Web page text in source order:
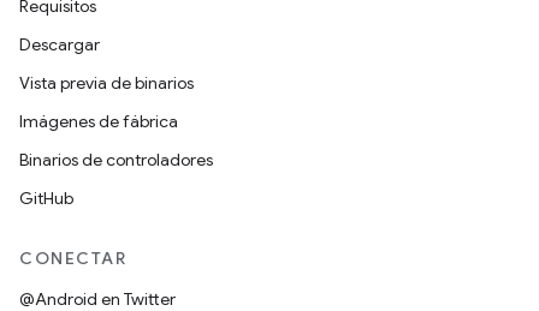
Requisitos
Descargar
Vista previa de binarios
Imágenes de fábrica
Binarios de controladores
GitHub
CONECTAR
@Android en Twitter